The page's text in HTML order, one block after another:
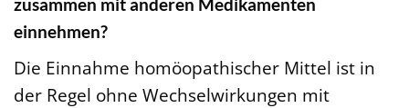
zusammen mit anderen Medikamenten
einnehmen?
Die Einnahme homöopathischer Mittel ist in
der Regel ohne Wechselwirkungen mit